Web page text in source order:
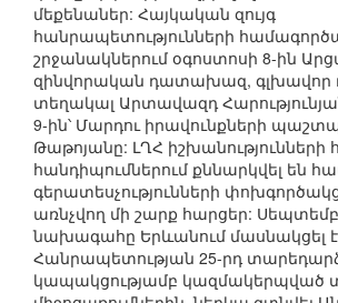
մեքենաներ: Հայկական զույգ
հանրապետությունների
շրջանակներում օգոստոսի 8-ին
զինվորական դատախազ,
տեղակալ Արտավազդ
9-ին՝ Մարդու իրավունքների
Թաթոյանը: ԼՂՀ իշխանությունների
հանդիպումներում քննարկվել են
գերատեսչությունների
առնչվող մի շարք հարցեր:
նախագահը Երևանում մասնակցել
Հանրապետության 25-րդ
կապակցությամբ կազմակերպված